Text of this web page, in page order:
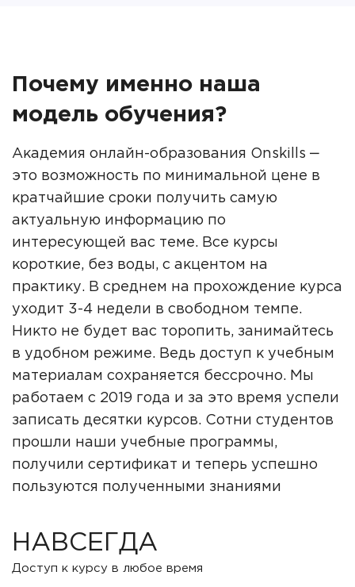
Почему именно наша
модель обучения?
Академия онлайн-образования Onskills ‒
это возможность по минимальной цене в
кратчайшие сроки получить самую
актуальную информацию по
интересующей вас теме. Все курсы
короткие, без воды, с акцентом на
практику. В среднем на прохождение курса
уходит 3-4 недели в свободном темпе.
Никто не будет вас торопить, занимайтесь
в удобном режиме. Ведь доступ к учебным
материалам сохраняется бессрочно. Мы
работаем с 2019 года и за это время успели
записать десятки курсов. Сотни студентов
прошли наши учебные программы,
получили сертификат и теперь успешно
пользуются полученными знаниями
НАВСЕГДА
Доступ к курсу в любое время